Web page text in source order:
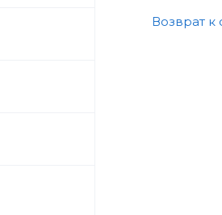
Возврат к